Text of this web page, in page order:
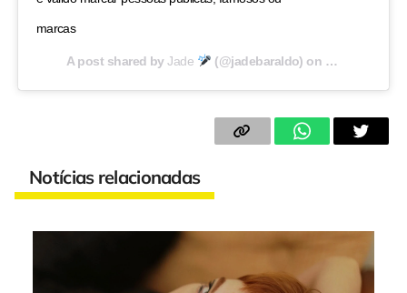
marcas
A post shared byJade (@jadebaraldo) on Sep 23, 2020
Notícias relacionadas